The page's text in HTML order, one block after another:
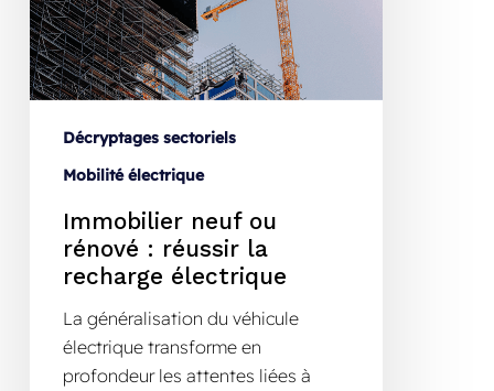
Décryptages sectoriels
Mobilité électrique
Immobilier neuf ou
rénové : réussir la
recharge électrique
La généralisation du véhicule
électrique transforme en
profondeur les attentes liées à